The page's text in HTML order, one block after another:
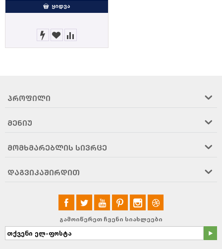
ᲧᲘᲓᲕᲐ
ᲞᲠᲝᲤᲘᲚᲘ
ᲛᲔᲜᲘᲣ
ᲛᲝᲛᲮᲛᲐᲠᲔᲑᲚᲘᲡ ᲡᲘᲕᲠᲪᲔ
ᲓᲐᲒᲕᲘᲙᲐᲨᲘᲠᲓᲘᲗ
გამოიწერეთ ჩვენი სიახლეები